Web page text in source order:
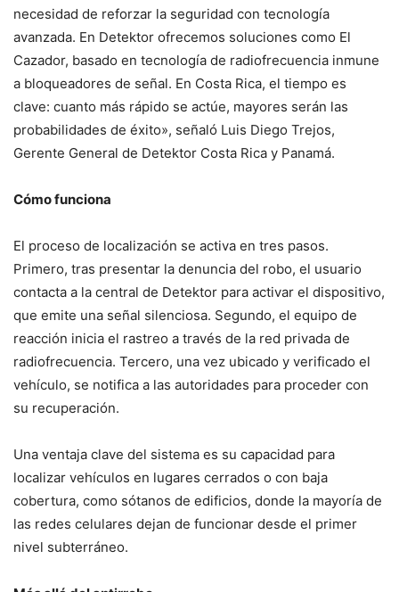
necesidad de reforzar la seguridad con tecnología
avanzada. En Detektor ofrecemos soluciones como El
Cazador, basado en tecnología de radiofrecuencia inmune
a bloqueadores de señal. En Costa Rica, el tiempo es
clave: cuanto más rápido se actúe, mayores serán las
probabilidades de éxito», señaló Luis Diego Trejos,
Gerente General de Detektor Costa Rica y Panamá.
Cómo funciona
El proceso de localización se activa en tres pasos.
Primero, tras presentar la denuncia del robo, el usuario
contacta a la central de Detektor para activar el dispositivo,
que emite una señal silenciosa. Segundo, el equipo de
reacción inicia el rastreo a través de la red privada de
radiofrecuencia. Tercero, una vez ubicado y verificado el
vehículo, se notifica a las autoridades para proceder con
su recuperación.
Una ventaja clave del sistema es su capacidad para
localizar vehículos en lugares cerrados o con baja
cobertura, como sótanos de edificios, donde la mayoría de
las redes celulares dejan de funcionar desde el primer
nivel subterráneo.